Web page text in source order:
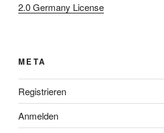
2.0 Germany License
META
Registrieren
Anmelden